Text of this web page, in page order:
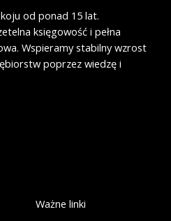
od ponad 15 lat.
księgowość i pełna
Wspieramy stabilny wzrost
poprzez wiedzę i
Ważne linki